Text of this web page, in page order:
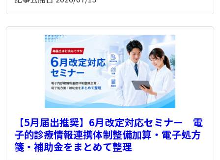
【5月届出推奨】6月改定対応セミナー 電
子的診療情報連携体制整備加算・電子処方
箋・補助金をまとめて整理